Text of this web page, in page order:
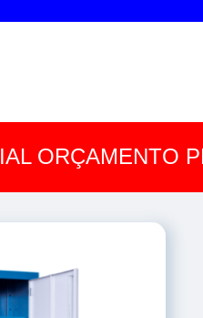
ORÇAMENTO